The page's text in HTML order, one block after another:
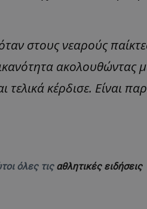
στους νεαρούς
ακολουθώντας
τελικά κέρδισε. Είναι
όλες τις αθλητικές ειδήσεις